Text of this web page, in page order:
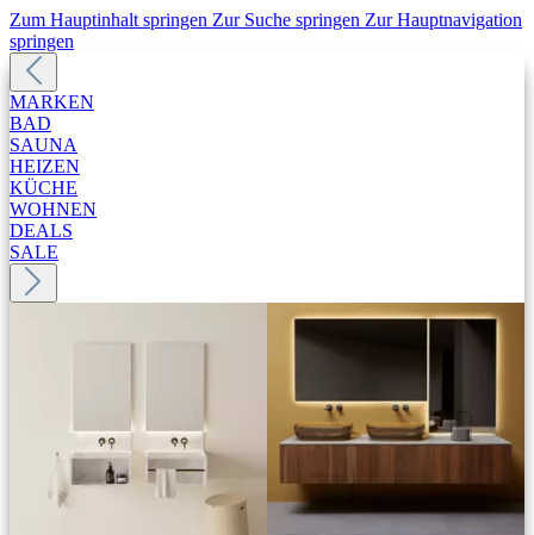
Zum Hauptinhalt springen Zur Suche springen Zur Hauptnavigation
springen
MARKEN
BAD
SAUNA
HEIZEN
KÜCHE
WOHNEN
DEALS
SALE